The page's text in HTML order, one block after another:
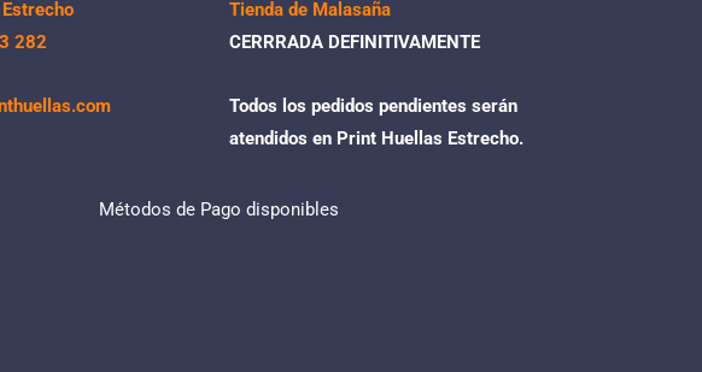
282
Tienda de Malasaña
CERRRADA DEFINITIVAMENTE
Todos los pedidos pendientes serán
atendidos en Print Huellas Estrecho.
Métodos de Pago disponibles